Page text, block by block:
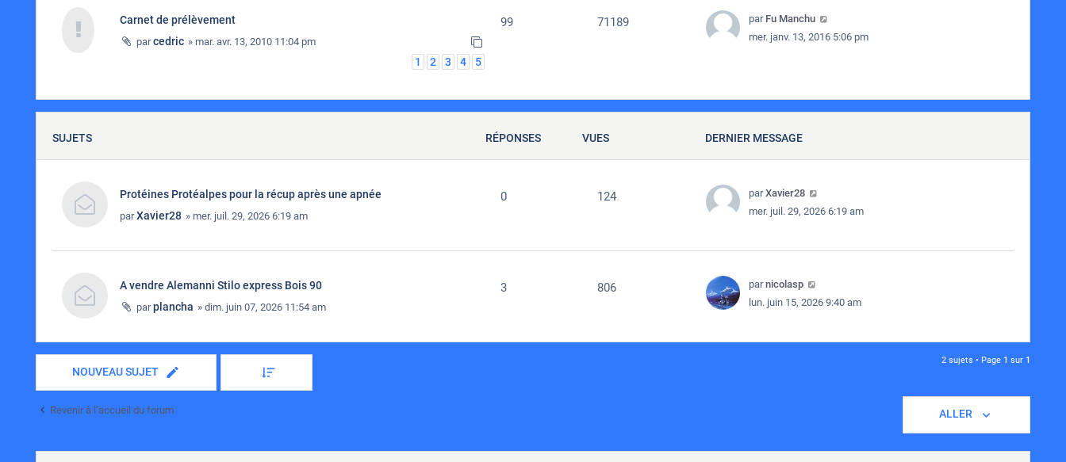
Carnet de prélèvement
parcedric » mar. avr. 13, 2010 11:04 pm
1 2 3 4 5
99 71189 par Fu Manchu
mer. janv. 13, 2016 5:06 pm
SUJETS RÉPONSES VUES DERNIER MESSAGE
Protéines Protéalpes pour la récup après une apnée
parXavier28 » mer. juil. 29, 2026 6:19 am
0 124 parXavier28
mer. juil. 29, 2026 6:19 am
A vendre Alemanni Stilo express Bois 90
parplancha » dim. juin 07, 2026 11:54 am
3 806 parnicolasp
lun. juin 15, 2026 9:40 am
NOUVEAU SUJET
2 sujets • Page 1 sur 1
Revenir à l’accueil du forum ALLER